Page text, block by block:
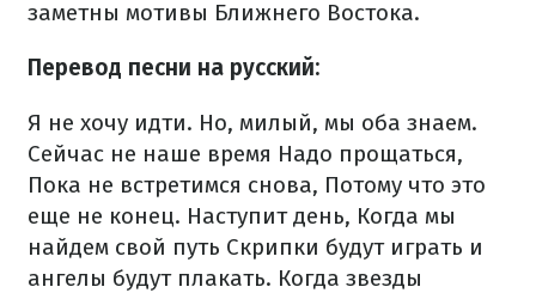
заметны мотивы Ближнего Востока.
Перевод песни на русский:
Я не хочу идти. Но, милый, мы оба знаем.
Сейчас не наше время Надо прощаться,
Пока не встретимся снова, Потому что это
еще не конец. Наступит день, Когда мы
найдем свой путь Скрипки будут играть и
ангелы будут плакать. Когда звезды